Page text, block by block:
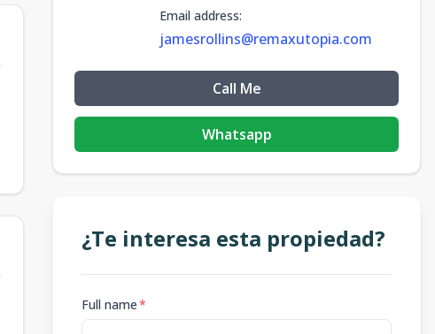
Email address:
jamesrollins@remaxutopia.com
Call Me
Whatsapp
¿Te interesa esta propiedad?
Full name*